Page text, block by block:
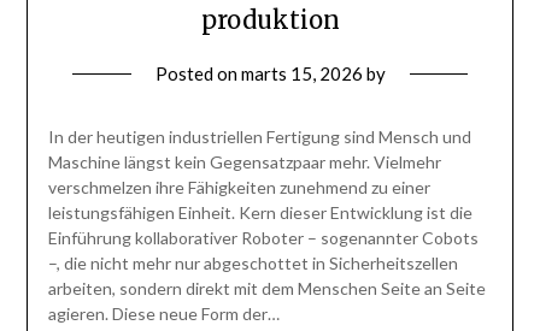
produktion
Posted onmarts 15, 2026 by
In der heutigen industriellen Fertigung sind Mensch und
Maschine längst kein Gegensatzpaar mehr. Vielmehr
verschmelzen ihre Fähigkeiten zunehmend zu einer
leistungsfähigen Einheit. Kern dieser Entwicklung ist die
Einführung kollaborativer Roboter – sogenannter Cobots
–, die nicht mehr nur abgeschottet in Sicherheitszellen
arbeiten, sondern direkt mit dem Menschen Seite an Seite
agieren. Diese neue Form der…